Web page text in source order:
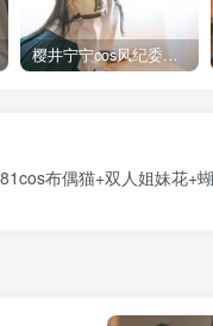
樱井宁宁cos风纪委员写真套图
布偶猫+双人姐妹花+